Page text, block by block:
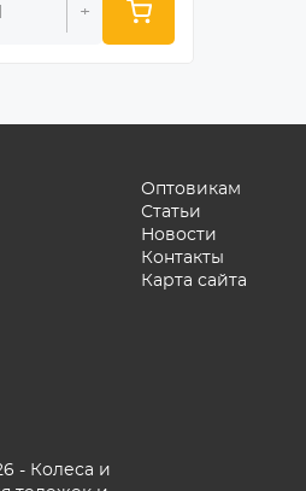
+
- Колеса и
Оптовикам
Статьи
Новости
Контакты
Карта сайта